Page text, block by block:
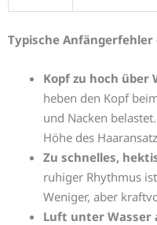
Typische
Kopf zu hoch über
heben den Kopf
und Nacken
Höhe des
Zu schnelles,
ruhiger Rhythmus
Weniger, aber
Luft unter